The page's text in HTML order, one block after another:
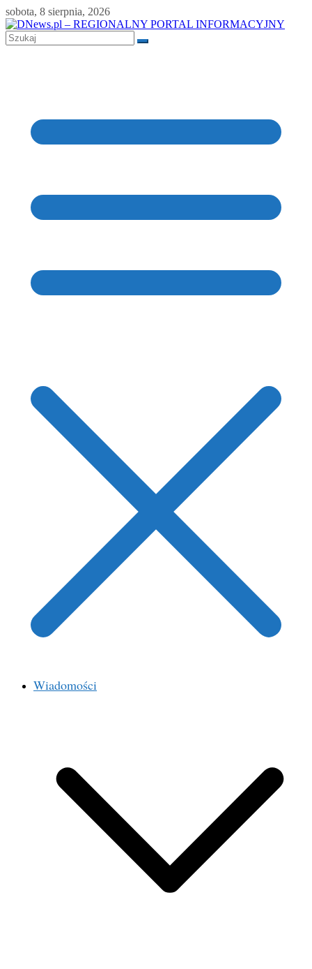
Skip
to
content
sobota, 8 sierpnia, 2026
Wiadomości